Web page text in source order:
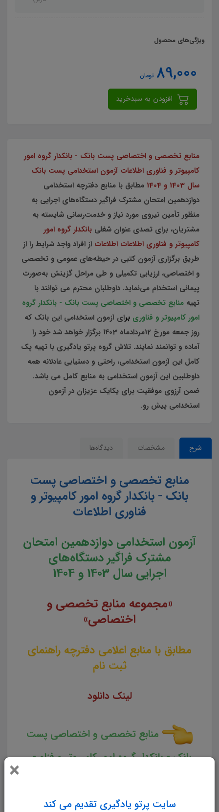
×
سایت پرتو یادگیری تقدیم می کند
ویژگی‌های محصول
89,000 تومان
منابع تخصصی و اختصاصی پست بانک - بانکدار گروه امور
کامپیوتر و فناوری اطلاعات آزمون استخدامی پست بانک
سال 1403 و 1404
مطابق با منابع دفترچه استخدامی
دوازدهمین امتحان مشترک فراگیر دستگاه‌های اجرایی به
منظور تأمین نیروی مورد نیاز و خدمت‌رسانی شایسته به
مشتریان، برای تصدی عنوان‌ شغلی بانکدار گروه امور
کامپیوتر و فناوری اطلاعات اطلاعات از افراد واجد شرایط را از
طریق برگزاری آزمون کتبی در حیطه‌های عمومی و تخصصی
و اختصاصی، ارزیابی تکمیلی و طی مراحل گزینش به‌صورت
پیمانی استخدام می‌نماید. داوطلبان محترم می توانند با
تهیه منابع تخصصی و اختصاصی پست بانک - بانکدار گروه
امور کامپیوتر و فناوری برای آزمون استخدامی این بانک که
روز جمعه مورخ 12مردادماه ۱۴۰3 برگزار خواهد شد خود را
آماده و توانمند نمایند. تلاش گروه پرتو یادگیری با تهیه پک
کامل این آزمون استخدامی، راحتی و دستیابی عادلانه همه
داوطلبین این آزمون استخدامی به منابع کامل می باشد.
ضمن آرزوی موفقیت برای یکایک عزیزان در آزمون
استخدامی پیش رو.
شرح مشخصات دیدگاه‌ها
منابع تخصصی و اختصاصی پست
بانک - بانکدار گروه امور کامپیوتر و
فناوری اطلاعات
آزمون استخدامی دوازدهمین امتحان
مشترک فراگیر دستگاه‌های
اجرایی سال 1403 و 1404
«مجموعه منابع تخصصی و
اختصاصی»
مطابق با منابع اعلامی دفترچه راهنمای
ثبت نام
لینک دانلود
منابع تخصصی و اختصاصی پست
بانک - بانکدار گروه امور کامپیوتر و فناوری